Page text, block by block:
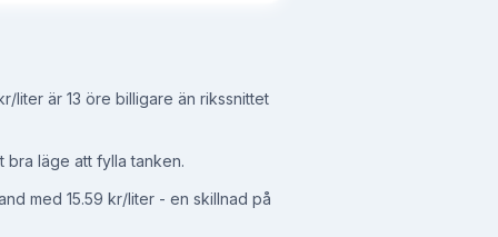
liter är 13 öre billigare än rikssnittet
bra läge att fylla tanken.
med 15.59 kr/liter - en skillnad på